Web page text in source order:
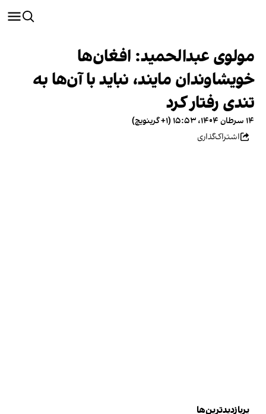
مولوی عبدالحمید: افغان‌ها
خویشاوندان مایند، نباید با آن‌ها به
تندی رفتار کرد
۱۴ سرطان ۱۴۰۴، ۱۵:۵۳ (‎+۱ گرینویچ)
اشتراک‌گذاری
پربازدیدترین‌ها